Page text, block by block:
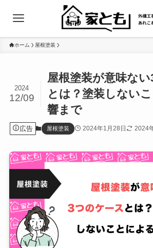
ホーム 屋根塗装
屋根塗装が意味な
とは？塗装しない
響まで
2024
12/09
広告 屋根塗装 2024年1月28日 2024